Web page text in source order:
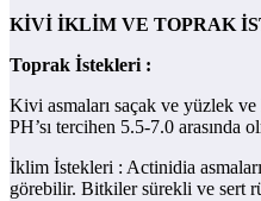
KİVİ İKLİM VE TOPRAK
Toprak İstekleri :
Kivi asmaları saçak ve yüzlek
PH’sı tercihen 5.5-7.0 arasında
İklim İstekleri : Actinidia
görebilir. Bitkiler sürekli ve sert